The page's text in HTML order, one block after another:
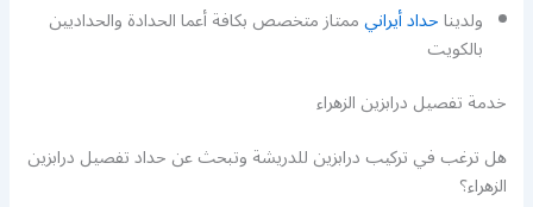
ولديناحداد أيرانيممتاز متخصص بكافة أعما الحدادة والحداديين
بالكويت
خدمة تفصيل درابزين الزهراء
هل ترغب في تركيب درابزين للدريشة وتبحث عن حداد تفصيل درابزين
الزهراء؟